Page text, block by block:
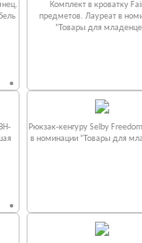
Комплект в кроватку
предметов. Лауреат в
“Товары для
Рюкзак-кенгуру Selby
в номинации “Товары для